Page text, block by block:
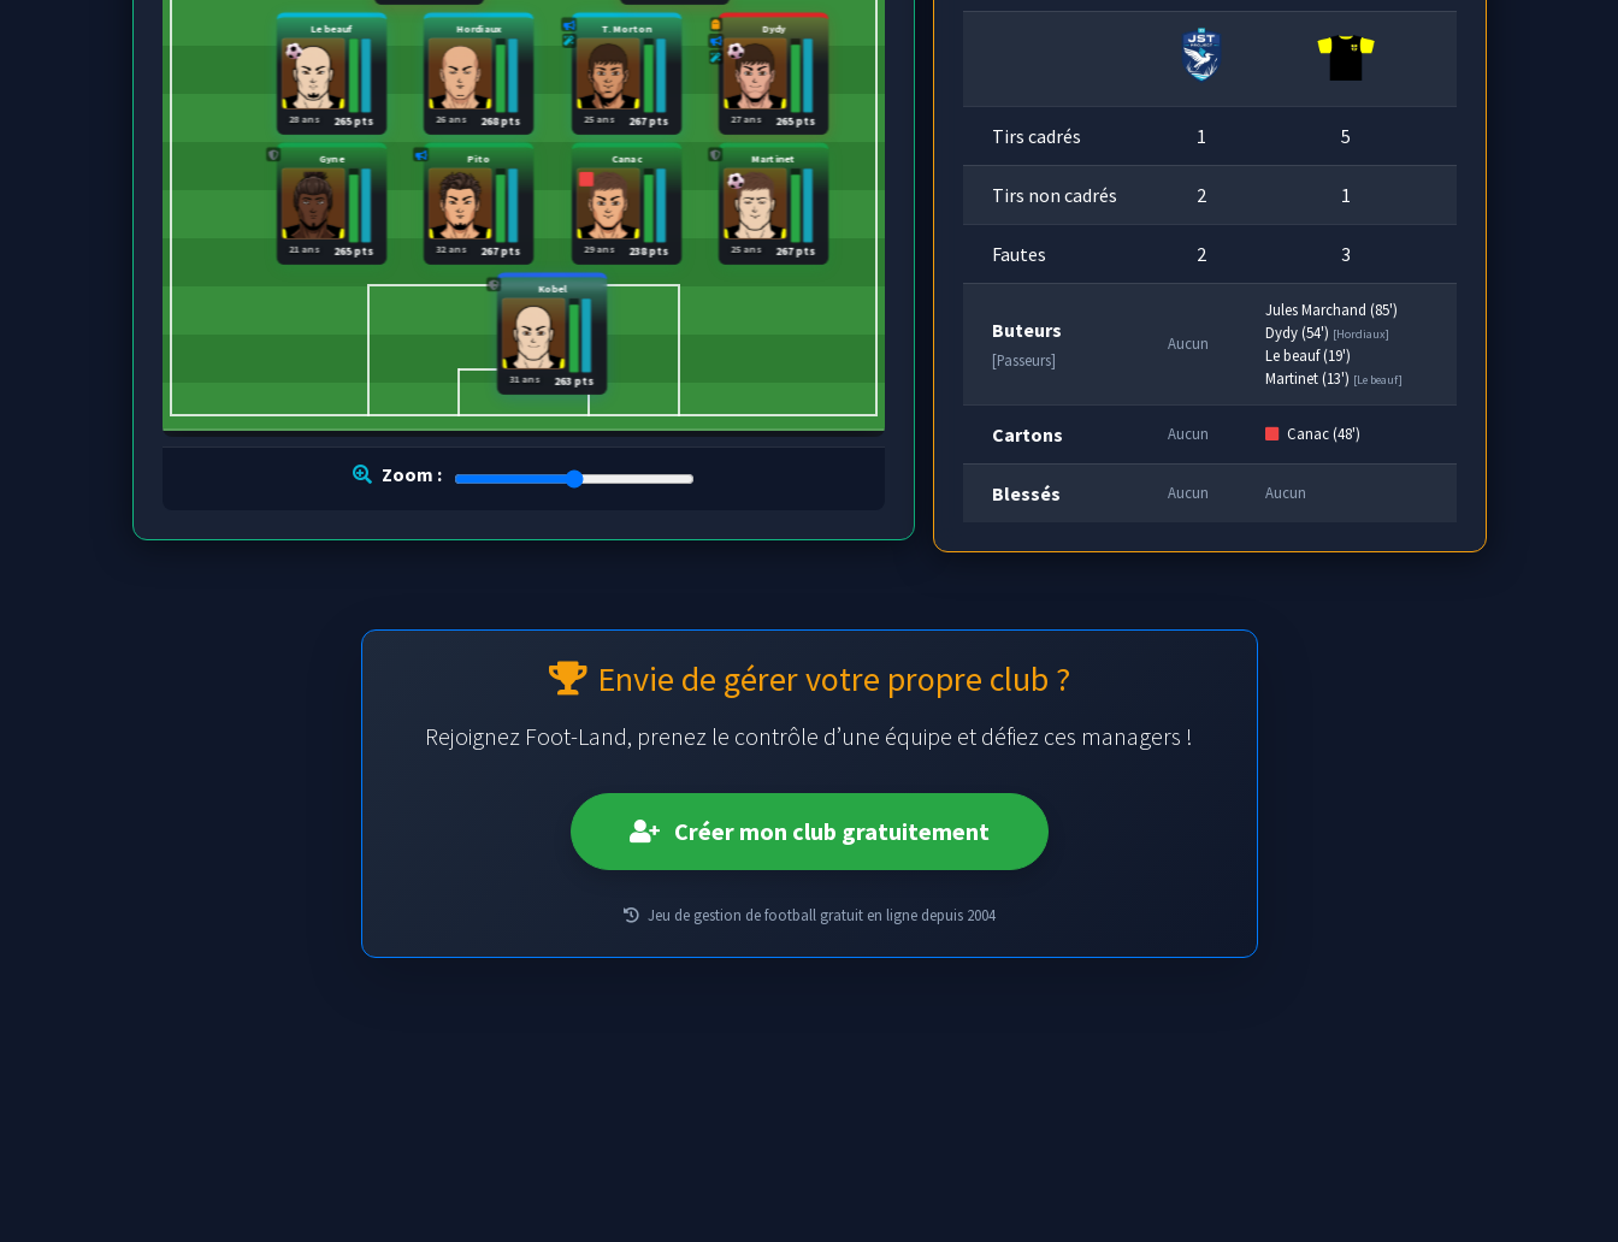
Kobel
263 pts
31 ans
Gyne
265 pts
21 ans
Pito
267 pts
32 ans
Canac
238 pts
29 ans
Martinet
267 pts
25 ans
Le beauf
265 pts
28 ans
Hordiaux
268 pts
26 ans
T. Morton
267 pts
25 ans
Dydy
265 pts
27 ans
Zoom :
Tirs cadrés 1 5
Tirs non cadrés 2 1
Fautes 2 3
Buteurs
[Passeurs]
Aucun
Jules Marchand (85')
Dydy (54') [Hordiaux]
Le beauf (19')
Martinet (13') [Le beauf]
Cartons Aucun Canac (48')
Blessés Aucun Aucun
Envie de gérer votre propre club ?
Rejoignez Foot-Land, prenez le contrôle d’une équipe et défiez ces managers !
Créer mon club gratuitement
Jeu de gestion de football gratuit en ligne depuis 2004